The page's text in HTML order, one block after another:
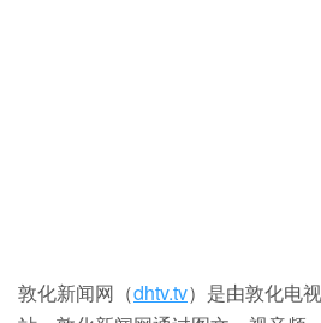
敦化新闻网（dhtv.tv）是由敦化电